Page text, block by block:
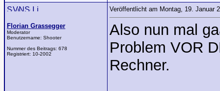
Florian Grassegger
Moderator
Benutzername: Shooter
Nummer des Beitrags: 678
Registriert: 10-2002
Veröffentlicht am Montag, 19.
Also nun mal
Problem VOR
Rechner.